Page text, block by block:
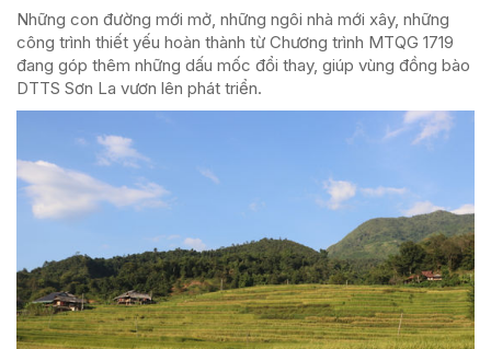
Những con đường mới mở, những ngôi nhà mới xây, những
công trình thiết yếu hoàn thành từ Chương trình MTQG 1719
đang góp thêm những dấu mốc đổi thay, giúp vùng đồng bào
DTTS Sơn La vươn lên phát triển.